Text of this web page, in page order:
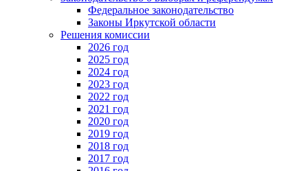
Федеральное законодательство
Законы Иркутской области
Решения комиссии
2026 год
2025 год
2024 год
2023 год
2022 год
2021 год
2020 год
2019 год
2018 год
2017 год